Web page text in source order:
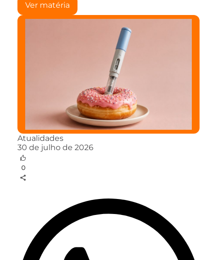
Ver matéria
Atualidades
30 de julho de 2026
0